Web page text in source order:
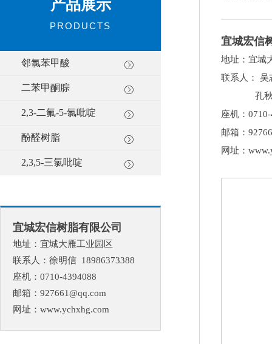
产品展示
PRODUCTS
邻氯苯甲酸
二苯甲酮腙
2,3-二氟-5-氯吡啶
酚醛树脂
2,3,5-三氯吡啶
宜城宏信树脂有限公司
地址：宜城大雁工业园区
联系人：徐明信 18986373388
座机：0710-4394088
邮箱： 927661@qq.com
网址： www.ychxhg.com
宜城宏信
地址：宜城
联系人：
孔秋顺
座机：
邮箱：
网址：